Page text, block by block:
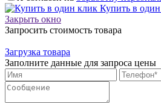
Купить в
Закрыть окно
Запросить стоимость товара
Загрузка товара
Заполните данные для запроса цены